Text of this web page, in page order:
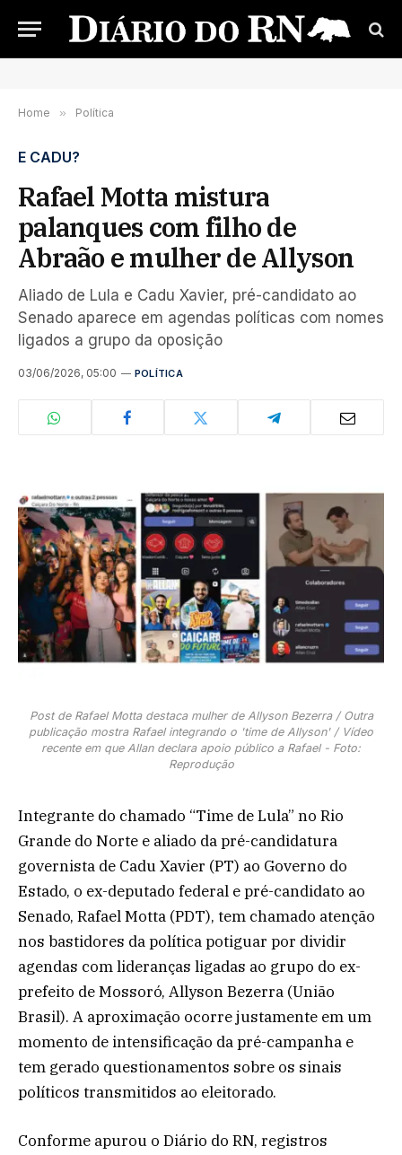
Home » Política
E CADU?
Rafael Motta mistura
palanques com filho de
Abraão e mulher de Allyson
Aliado de Lula e Cadu Xavier, pré-candidato ao
Senado aparece em agendas políticas com nomes
ligados a grupo da oposição
03/06/2026, 05:00 POLÍTICA
Post de Rafael Motta destaca mulher de Allyson Bezerra / Outra
publicação mostra Rafael integrando o 'time de Allyson' / Vídeo
recente em que Allan declara apoio público a Rafael - Foto:
Reprodução
Integrante do chamado “Time de Lula” no Rio
Grande do Norte e aliado da pré-candidatura
governista de Cadu Xavier (PT) ao Governo do
Estado, o ex-deputado federal e pré-candidato ao
Senado, Rafael Motta (PDT), tem chamado atenção
nos bastidores da política potiguar por dividir
agendas com lideranças ligadas ao grupo do ex-
prefeito de Mossoró, Allyson Bezerra (União
Brasil). A aproximação ocorre justamente em um
momento de intensificação da pré-campanha e
tem gerado questionamentos sobre os sinais
políticos transmitidos ao eleitorado.
Conforme apurou o Diário do RN, registros